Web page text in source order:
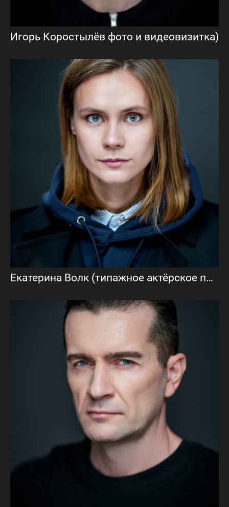
Игорь Коростылёв фото и видеовизитка)
Екатерина Волк (типажное актёрское портфолио)